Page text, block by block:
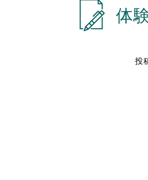
新規
東
募集
[個人
ボラ
新
体
投